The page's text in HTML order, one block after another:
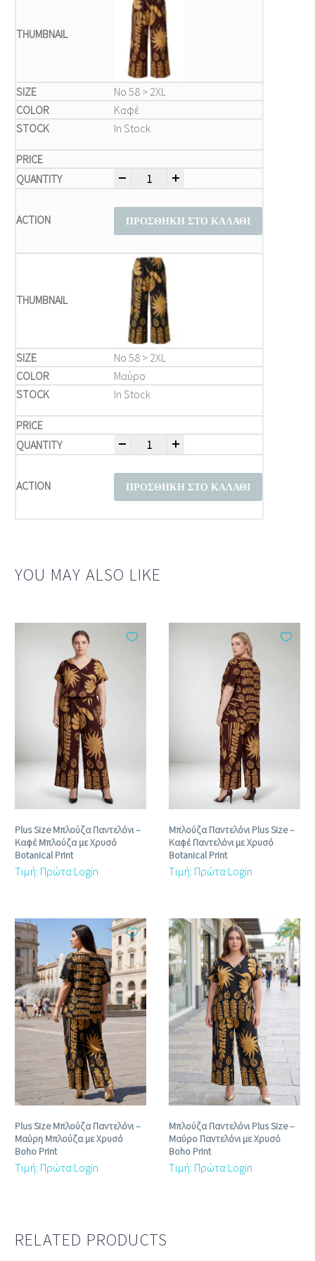
Νο 58 > 2XL
Καφέ
In Stock
Μπλούζα Παντελόνι Plus Size – Καφέ
ΠΡΟΣΘΉΚΗ ΣΤΟ ΚΑΛΆΘΙ
Νο 58 > 2XL
Μαύρο
In Stock
Μπλούζα Παντελόνι Plus Size – Καφέ
ΠΡΟΣΘΉΚΗ ΣΤΟ ΚΑΛΆΘΙ
YOU MAY ALSO LIKE
Plus Size Μπλούζα Παντελόνι –
Καφέ Μπλούζα με Χρυσό
Botanical Print
Τιμή: Πρώτα Login
Μπλούζα Παντελόνι Plus Size –
Καφέ Παντελόνι με Χρυσό
Botanical Print
Τιμή: Πρώτα Login
Plus Size Μπλούζα Παντελόνι –
Μαύρη Μπλούζα με Χρυσό
Boho Print
Τιμή: Πρώτα Login
Μπλούζα Παντελόνι Plus Size –
Μαύρο Παντελόνι με Χρυσό
Boho Print
Τιμή: Πρώτα Login
RELATED PRODUCTS